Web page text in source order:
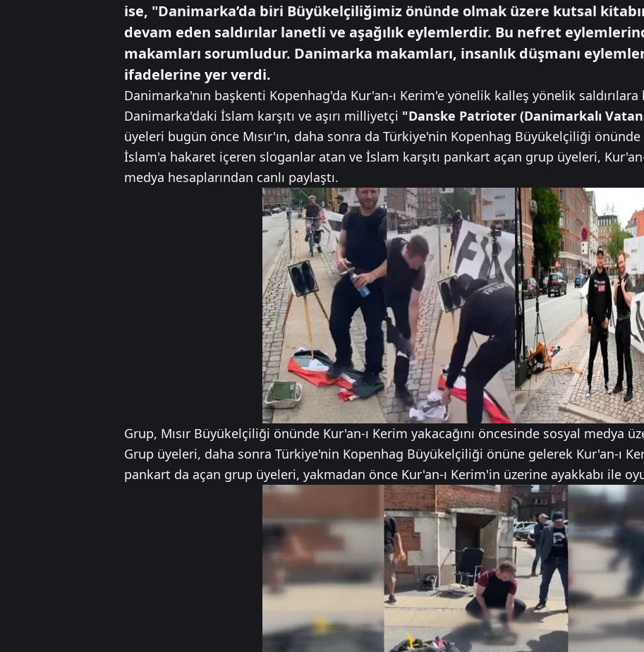
ise, "Danimarka’da biri Büyükelçiliğimiz önünde olmak üzere kutsal
devam eden saldırılar lanetli ve aşağılık eylemlerdir. Bu nefret
makamları sorumludur. Danimarka makamları, insanlık düşmanı
ifadelerine yer verdi.
Danimarka'nın başkenti Kopenhag'da Kur'an-ı Kerim'e yönelik kalleş yönelik
Danimarka'daki İslam karşıtı ve aşırı milliyetçi "Danske Patrioter (Danimarkalı
üyeleri bugün önce Mısır'ın, daha sonra da Türkiye'nin Kopenhag Büyükelçiliği önünde
İslam'a hakaret içeren sloganlar atan ve İslam karşıtı pankart açan grup üyeleri,
medya hesaplarından canlı paylaştı.
Grup, Mısır Büyükelçiliği önünde Kur'an-ı Kerim yakacağını öncesinde sosyal medya
Grup üyeleri, daha sonra Türkiye'nin Kopenhag Büyükelçiliği önüne gelerek Kur'an-ı
pankart da açan grup üyeleri, yakmadan önce Kur'an-ı Kerim'in üzerine ayakkabı ile